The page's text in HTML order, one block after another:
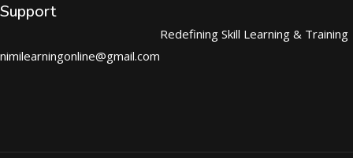
Support
nimilearningonline@gmail.com
Redefining Skill Learning & Training